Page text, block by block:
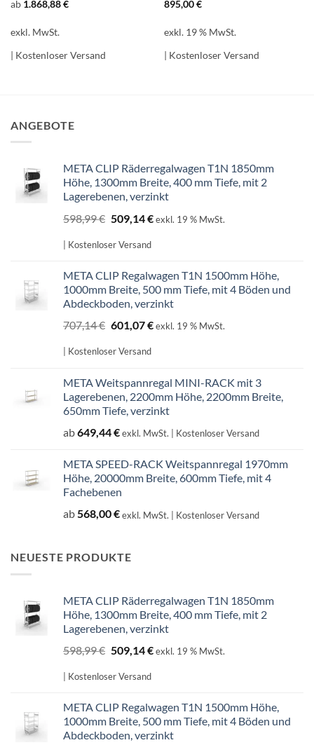
ab 1.868,88€
exkl. MwSt.
| Kostenloser Versand
895,00€
exkl. 19 % MwSt.
| Kostenloser Versand
ANGEBOTE
META CLIP Räderregalwagen T1N 1850mm
Höhe, 1300mm Breite, 400 mm Tiefe, mit 2
Lagerebenen, verzinkt
598,99€ Ursprünglicher
Preis
war:
509,14€Aktueller
exkl. 19 % MwSt.
| Kostenloser Versand
META CLIP Regalwagen T1N 1500mm Höhe,
1000mm Breite, 500 mm Tiefe, mit 4 Böden und
Abdeckboden, verzinkt
707,14€ Ursprünglicher
Preis
war:
601,07€Aktueller
exkl. 19 % MwSt.
| Kostenloser Versand
META Weitspannregal MINI-RACK mit 3
Lagerebenen, 2200mm Höhe, 2200mm Breite,
650mm Tiefe, verzinkt
ab649,44€exkl. MwSt. | Kostenloser Versand
META SPEED-RACK Weitspannregal 1970mm
Höhe, 20000mm Breite, 600mm Tiefe, mit 4
Fachebenen
ab568,00€exkl. MwSt. | Kostenloser Versand
NEUESTE PRODUKTE
META CLIP Räderregalwagen T1N 1850mm
Höhe, 1300mm Breite, 400 mm Tiefe, mit 2
Lagerebenen, verzinkt
598,99€ Ursprünglicher
Preis
war:
509,14€Aktueller
exkl. 19 % MwSt.
| Kostenloser Versand
META CLIP Regalwagen T1N 1500mm Höhe,
1000mm Breite, 500 mm Tiefe, mit 4 Böden und
Abdeckboden, verzinkt